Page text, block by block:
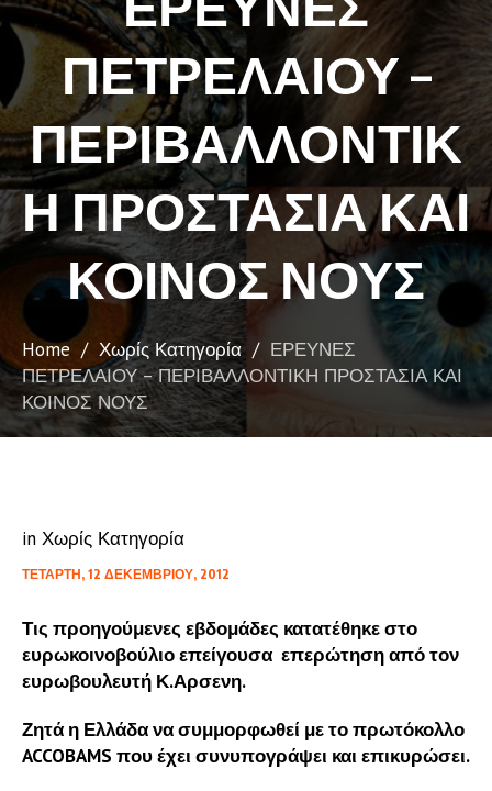
ΠΕΤΡΕΛΑΙΟΥ –
ΠΕΡΙΒΑΛΛΟΝΤΙΚ
Η ΠΡΟΣΤΑΣΙΑ ΚΑΙ
ΚΟΙΝΟΣ ΝΟΥΣ
Home / Χωρίς Κατηγορία / ΕΡΕΥΝΕΣ
ΠΕΤΡΕΛΑΙΟΥ – ΠΕΡΙΒΑΛΛΟΝΤΙΚΗ ΠΡΟΣΤΑΣΙΑ ΚΑΙ
ΚΟΙΝΟΣ ΝΟΥΣ
in Χωρίς Κατηγορία
ΤΕΤΆΡΤΗ, 12 ΔΕΚΕΜΒΡΊΟΥ, 2012
Τις προηγούμενες εβδομάδες κατατέθηκε στο
ευρωκοινοβούλιο επείγουσα επερώτηση από τον
ευρωβουλευτή Κ.Αρσενη.
Ζητά η Ελλάδα να συμμορφωθεί με το πρωτόκολλο
ACCOBAMS που έχει συνυπογράψει και επικυρώσει.